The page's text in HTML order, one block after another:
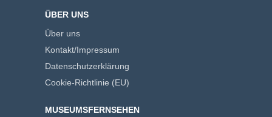
ÜBER UNS
Über uns
Kontakt/Impressum
Datenschutzerklärung
Cookie-Richtlinie (EU)
MUSEUMSFERNSEHEN